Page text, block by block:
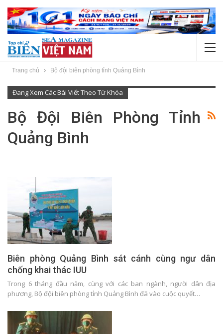
Trang chủ Bộ đội biên phòng tỉnh Quảng Bình
Đang Xem Các Bài Viết Theo Từ Khóa
Bộ Đội Biên Phòng Tỉnh
Quảng Bình
Biên phòng Quảng Bình sát cánh cùng ngư dân
chống khai thác IUU
Trong 6 tháng đầu năm, cùng với các ban ngành, người dân địa
phương, Bộ đội biên phòng tỉnh Quảng Bình đã vào cuộc quyết…